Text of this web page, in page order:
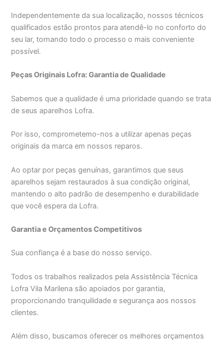
Independentemente da sua localização, nossos técnicos
qualificados estão prontos para atendê-lo no conforto do
seu lar, tornando todo o processo o mais conveniente
possível.
Peças Originais Lofra: Garantia de Qualidade
Sabemos que a qualidade é uma prioridade quando se trata
de seus aparelhos Lofra.
Por isso, comprometemo-nos a utilizar apenas peças
originais da marca em nossos reparos.
Ao optar por peças genuínas, garantimos que seus
aparelhos sejam restaurados à sua condição original,
mantendo o alto padrão de desempenho e durabilidade
que você espera da Lofra.
Garantia e Orçamentos Competitivos
Sua confiança é a base do nosso serviço.
Todos os trabalhos realizados pela Assistência Técnica
Lofra Vila Marilena são apoiados por garantia,
proporcionando tranquilidade e segurança aos nossos
clientes.
Além disso, buscamos oferecer os melhores orçamentos